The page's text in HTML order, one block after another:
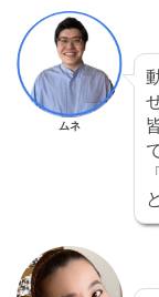
ムネ